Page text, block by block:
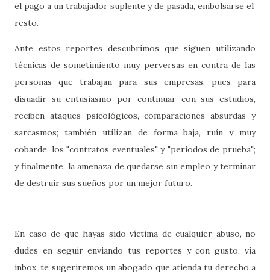
el pago a un trabajador suplente y de pasada, embolsarse el
resto.
Ante estos reportes descubrimos que siguen utilizando
técnicas de sometimiento muy perversas en contra de las
personas que trabajan para sus empresas, pues para
disuadir su entusiasmo por continuar con sus estudios,
reciben ataques psicológicos, comparaciones absurdas y
sarcasmos; también utilizan de forma baja, ruín y muy
cobarde, los "contratos eventuales" y "periodos de prueba";
y finalmente, la amenaza de quedarse sin empleo y terminar
de destruir sus sueños por un mejor futuro.
En caso de que hayas sido víctima de cualquier abuso, no
dudes en seguir enviando tus reportes y con gusto, vía
inbox, te sugeriremos un abogado que atienda tu derecho a